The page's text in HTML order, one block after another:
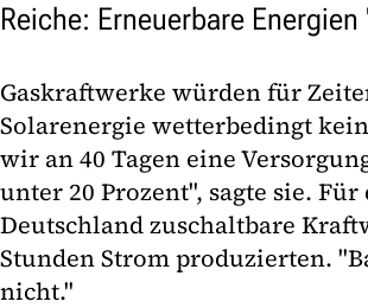
Reiche: Erneuerbare
Gaskraftwerke würden für
Solarenergie wetterbedingt
wir an 40 Tagen eine
unter 20 Prozent", sagte sie.
Deutschland zuschaltbare
Stunden Strom produzierten.
nicht."